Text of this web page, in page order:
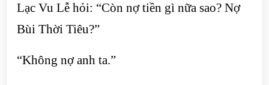
Lạc Vu Lễ hỏi: “Còn nợ tiền gì nữa sao? Nợ
Bùi Thời Tiêu?”
“Không nợ anh ta.”